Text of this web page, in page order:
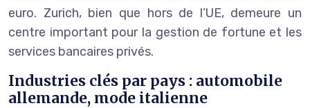
euro. Zurich, bien que hors de l’UE, demeure un
centre important pour la gestion de fortune et les
services bancaires privés.
Industries clés par pays : automobile
allemande, mode italienne